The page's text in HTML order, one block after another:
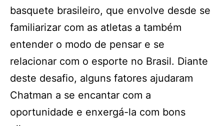
basquete brasileiro, que envolve desde se
familiarizar com as atletas a também
entender o modo de pensar e se
relacionar com o esporte no Brasil. Diante
deste desafio, alguns fatores ajudaram
Chatman a se encantar com a
oportunidade e enxergá-la com bons